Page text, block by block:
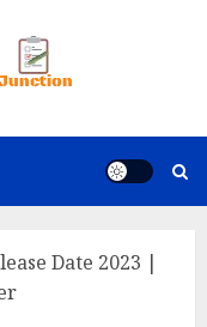
Date 2023 |